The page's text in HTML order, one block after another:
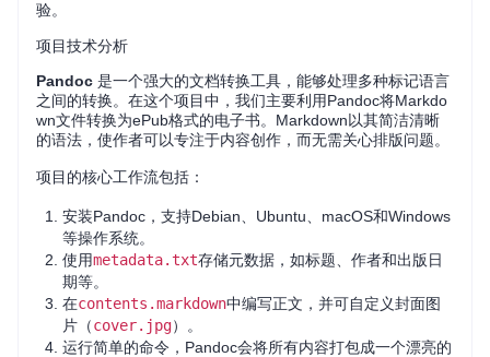
验。
项目技术分析
Pandoc 是一个强大的文档转换工具，能够处理多种标记语言
之间的转换。在这个项目中，我们主要利用Pandoc将Markdo
wn文件转换为ePub格式的电子书。Markdown以其简洁清晰
的语法，使作者可以专注于内容创作，而无需关心排版问题。
项目的核心工作流包括：
安装Pandoc，支持Debian、Ubuntu、macOS和Windows
等操作系统。
使用metadata.txt存储元数据，如标题、作者和出版日
期等。
在contents.markdown中编写正文，并可自定义封面图
片（cover.jpg）。
运行简单的命令，Pandoc会将所有内容打包成一个漂亮的